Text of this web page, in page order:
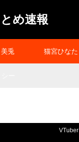
め速報
美兎 猫宮ひなた
VTuber